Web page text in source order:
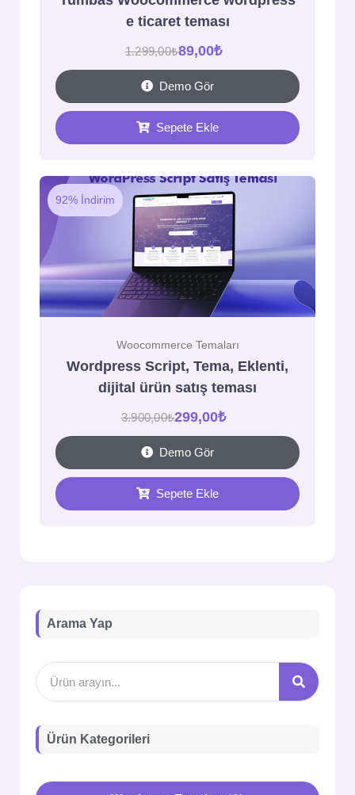
Arama Yap
Ürün Kategorileri
e ticaret teması
1.299,00₺89,00₺
Demo Gör
Sepete Ekle
92% İndirim
Woocommerce Temaları
Wordpress Script, Tema, Eklenti,
dijital ürün satış teması
3.900,00₺299,00₺
Demo Gör
Sepete Ekle